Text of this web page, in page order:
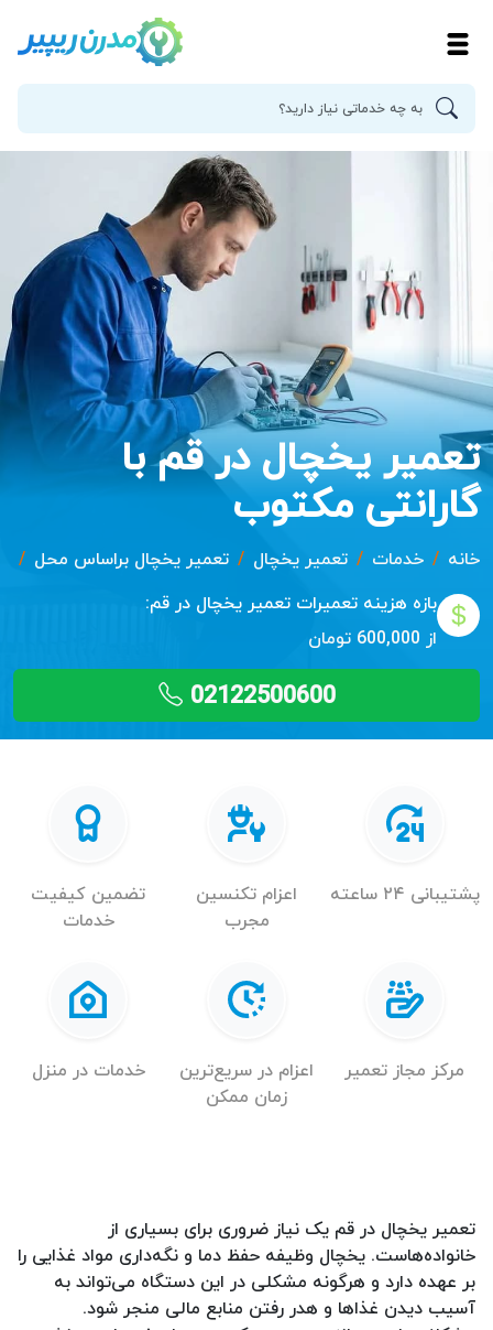
تعمیر یخچال در قم با
گارانتی مکتوب
خانه خدمات تعمیر یخچال تعمیر یخچال براساس محل
بازه هزینه تعمیرات تعمیر یخچال در قم:
از 600,000 تومان
02122500600
پشتیبانی ۲۴ ساعته
اعزام تکنسین
مجرب
تضمین کیفیت
خدمات
مرکز مجاز تعمیر
اعزام در سریع‌ترین
زمان ممکن
خدمات در منزل
تعمیر یخچال در قم یک نیاز ضروری برای بسیاری از
خانواده‌هاست. یخچال وظیفه حفظ دما و نگه‌داری مواد غذایی را
بر عهده دارد و هرگونه مشکلی در این دستگاه می‌تواند به
آسیب دیدن غذاها و هدر رفتن منابع مالی منجر شود.